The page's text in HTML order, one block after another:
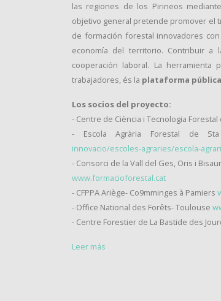
las regiones de los Pirineos
objetivo general pretende promover el
de formación forestal innovadores
economía del territorio. Contribuir a
cooperación laboral. La
trabajadores, és la plataforma
Los socios del proyecto:
- Centre de Ciència i Tecnologia Forestal
- Escola Agrària Forestal de
innovacio/escoles-agraries/escola-
- Consorci de la Vall del Ges, Oris i
www.formacioforestal.cat
- CFPPA Ariège- Co9mminges à Pamiers
- Office National des Forêts- Toulouse
- Centre Forestier de La Bastide des
Leer más